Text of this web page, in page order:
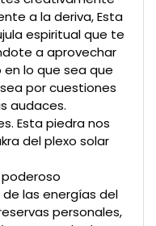
a la deriva, Esta
espiritual que te
a aprovechar
lo que sea que
por cuestiones
audaces.
Esta piedra nos
del plexo solar
poderoso
las energías del
personales,